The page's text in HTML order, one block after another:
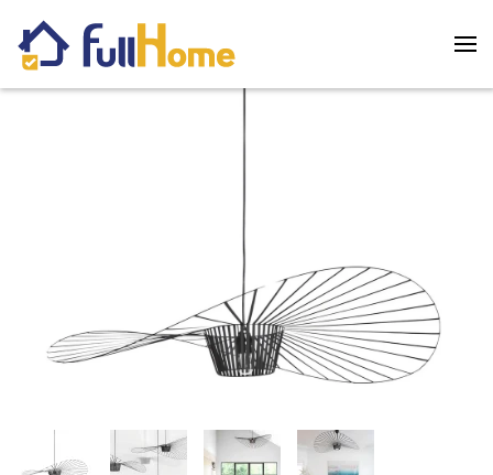
Skip to main content